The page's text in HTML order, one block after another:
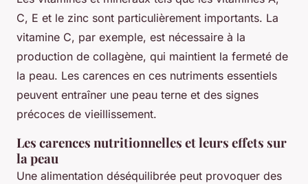
C, E et le zinc sont particulièrement importants. La
vitamine C, par exemple, est nécessaire à la
production de collagène, qui maintient la fermeté de
la peau. Les carences en ces nutriments essentiels
peuvent entraîner une peau terne et des signes
précoces de vieillissement.
Les carences nutritionnelles et leurs effets sur
la peau
Une alimentation déséquilibrée peut provoquer des